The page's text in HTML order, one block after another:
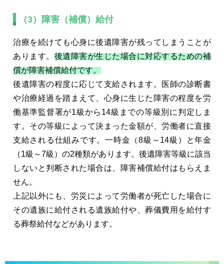
（3）障害（補償）給付
治療を続けても心身に後遺障害が残ってしまうことが
あります。 後遺障害が生じた場合に対応するための補
償が障害補償給付です。
後遺障害の程度に応じて支給されます。医師の診断書
や治療経過を踏まえて、心身に生じた障害の程度を労
働基準監督署が1級から14級までの等級別に判定しま
す。その等級によって決まった金額が、労働者に直接
支給される仕組みです。一時金（8級～14級）と年金
（1級～7級）の2種類があります。後遺障害等級に該当
しないと判断された場合は、障害補償給付はもらえま
せん。
上記以外にも、労災によって労働者が死亡した場合に
その遺族に給付される遺族給付や、葬儀費用を給付す
る葬祭給付などがあります。